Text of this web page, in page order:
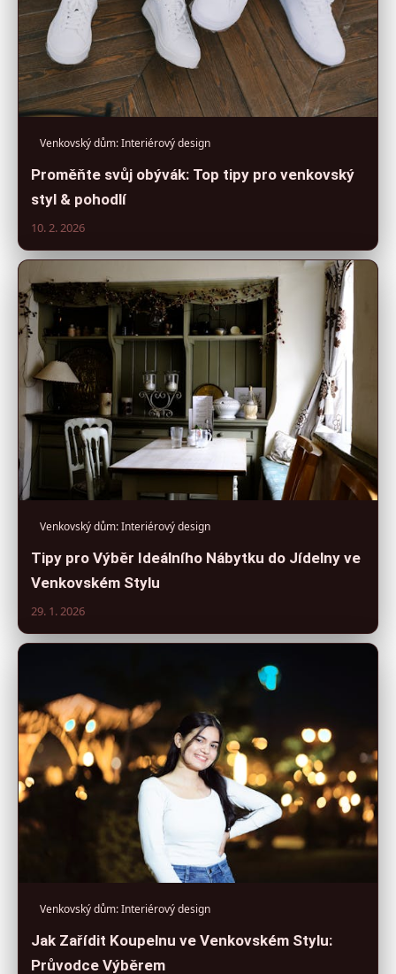
Venkovský dům: Interiérový design
Proměňte svůj obývák: Top tipy pro venkovský
styl & pohodlí
10. 2. 2026
Venkovský dům: Interiérový design
Tipy pro Výběr Ideálního Nábytku do Jídelny ve
Venkovském Stylu
29. 1. 2026
Venkovský dům: Interiérový design
Jak Zařídit Koupelnu ve Venkovském Stylu:
Průvodce Výběrem